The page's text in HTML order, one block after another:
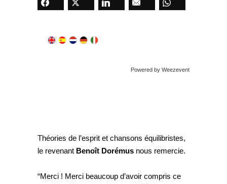
Powered by Weezevent
Théories de l’esprit et chansons équilibristes,
le revenant Benoît Dorémus nous remercie.
“Merci ! Merci beaucoup d’avoir compris ce